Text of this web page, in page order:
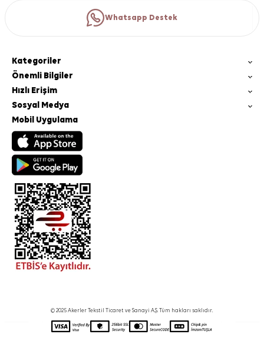
Whatsapp Destek
Kategoriler
Önemli Bilgiler
Hızlı Erişim
Sosyal Medya
Mobil Uygulama
© 2025 Akerler Tekstil Ticaret ve Sanayi A.Ş. Tüm hakları saklıdır.